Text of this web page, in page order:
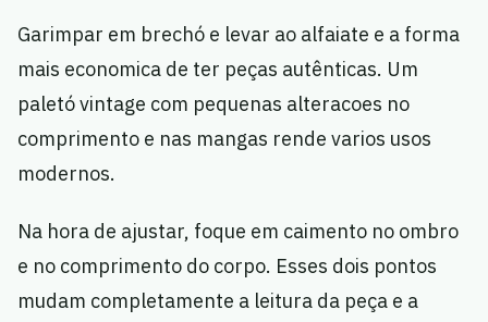
Garimpar em brechó e levar ao alfaiate e a forma
mais economica de ter peças autênticas. Um
paletó vintage com pequenas alteracoes no
comprimento e nas mangas rende varios usos
modernos.
Na hora de ajustar, foque em caimento no ombro
e no comprimento do corpo. Esses dois pontos
mudam completamente a leitura da peça e a